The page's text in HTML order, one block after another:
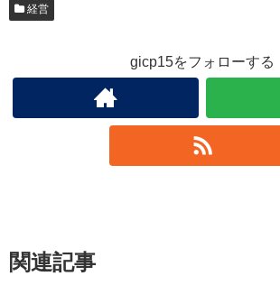
経営
gicp15をフォローする
関連記事